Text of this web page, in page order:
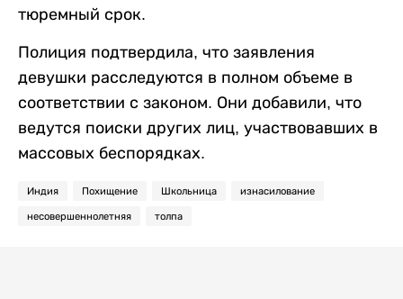
тюремный срок.
Полиция подтвердила, что заявления
девушки расследуются в полном объеме в
соответствии с законом. Они добавили, что
ведутся поиски других лиц, участвовавших в
массовых беспорядках.
Индия Похищение Школьница изнасилование
несовершеннолетняя толпа